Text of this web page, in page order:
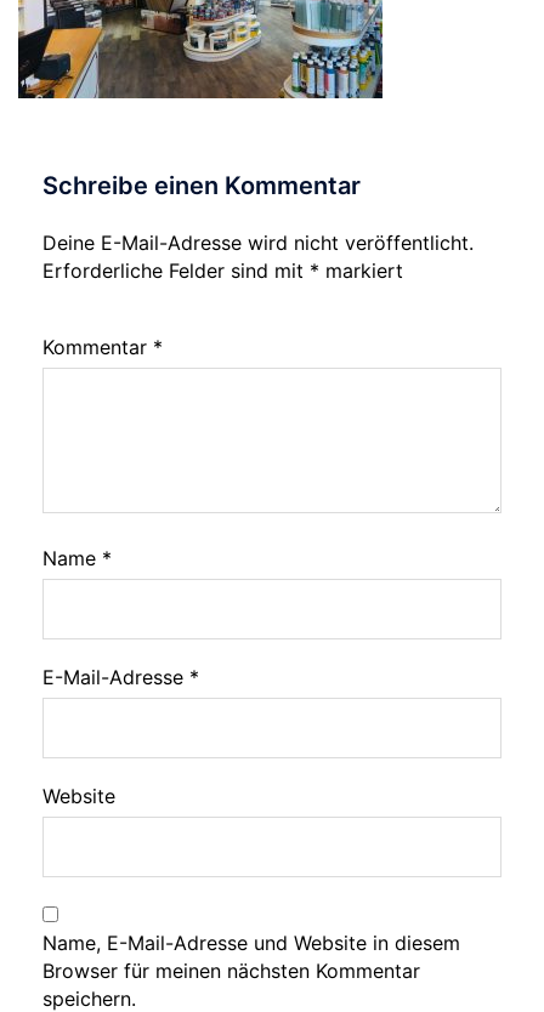
Schreibe einen Kommentar
Deine E-Mail-Adresse wird nicht veröffentlicht.
Erforderliche Felder sind mit * markiert
Kommentar *
Name *
E-Mail-Adresse *
Website
Name, E-Mail-Adresse und Website in diesem
Browser für meinen nächsten Kommentar
speichern.